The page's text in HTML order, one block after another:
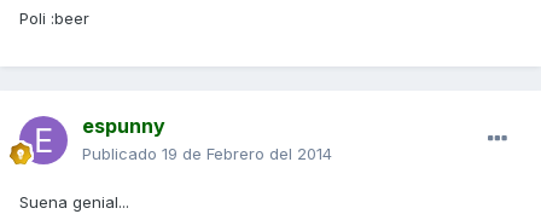
Poli :beer
espunny
Publicado 19 de Febrero del 2014
Suena genial...